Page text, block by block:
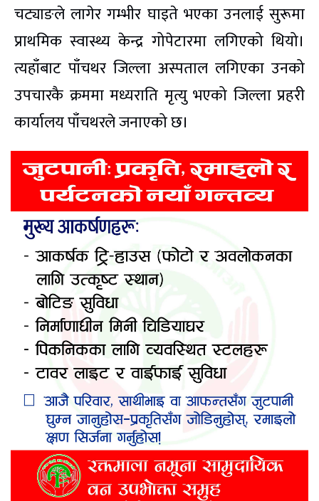
चट्याङले लागेर गम्भीर घाइते भएका उनलाई सुरूमा
प्राथमिक स्वास्थ्य केन्द्र गोपेटारमा लगिएको थियो।
त्यहाँबाट पाँचथर जिल्ला अस्पताल लगिएका उनको
उपचारकै क्रममा मध्यराति मृत्यु भएको जिल्ला प्रहरी
कार्यालय पाँचथरले जनाएको छ।